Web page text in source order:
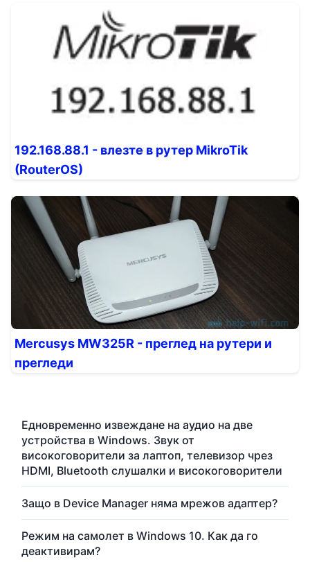
192.168.88.1 - влезте в рутер MikroTik
(RouterOS)
Mercusys MW325R - преглед на рутери и
прегледи
Едновременно извеждане на аудио на две
устройства в Windows. Звук от
високоговорители за лаптоп, телевизор чрез
HDMI, Bluetooth слушалки и високоговорители
Защо в Device Manager няма мрежов адаптер?
Режим на самолет в Windows 10. Как да го
деактивирам?